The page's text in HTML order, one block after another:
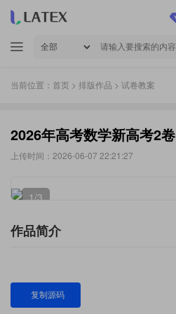
当前位置： 首页 > 排版作品 > 试卷教案
2026年高考数学新高考2卷
上传时间：2026-06-07 22:21:27
1/3
作品简介
复制源码